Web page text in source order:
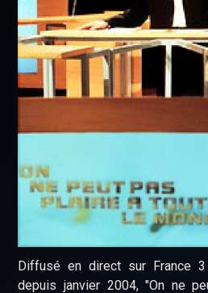
Diffusé en direct sur France
depuis janvier 2004, "On ne